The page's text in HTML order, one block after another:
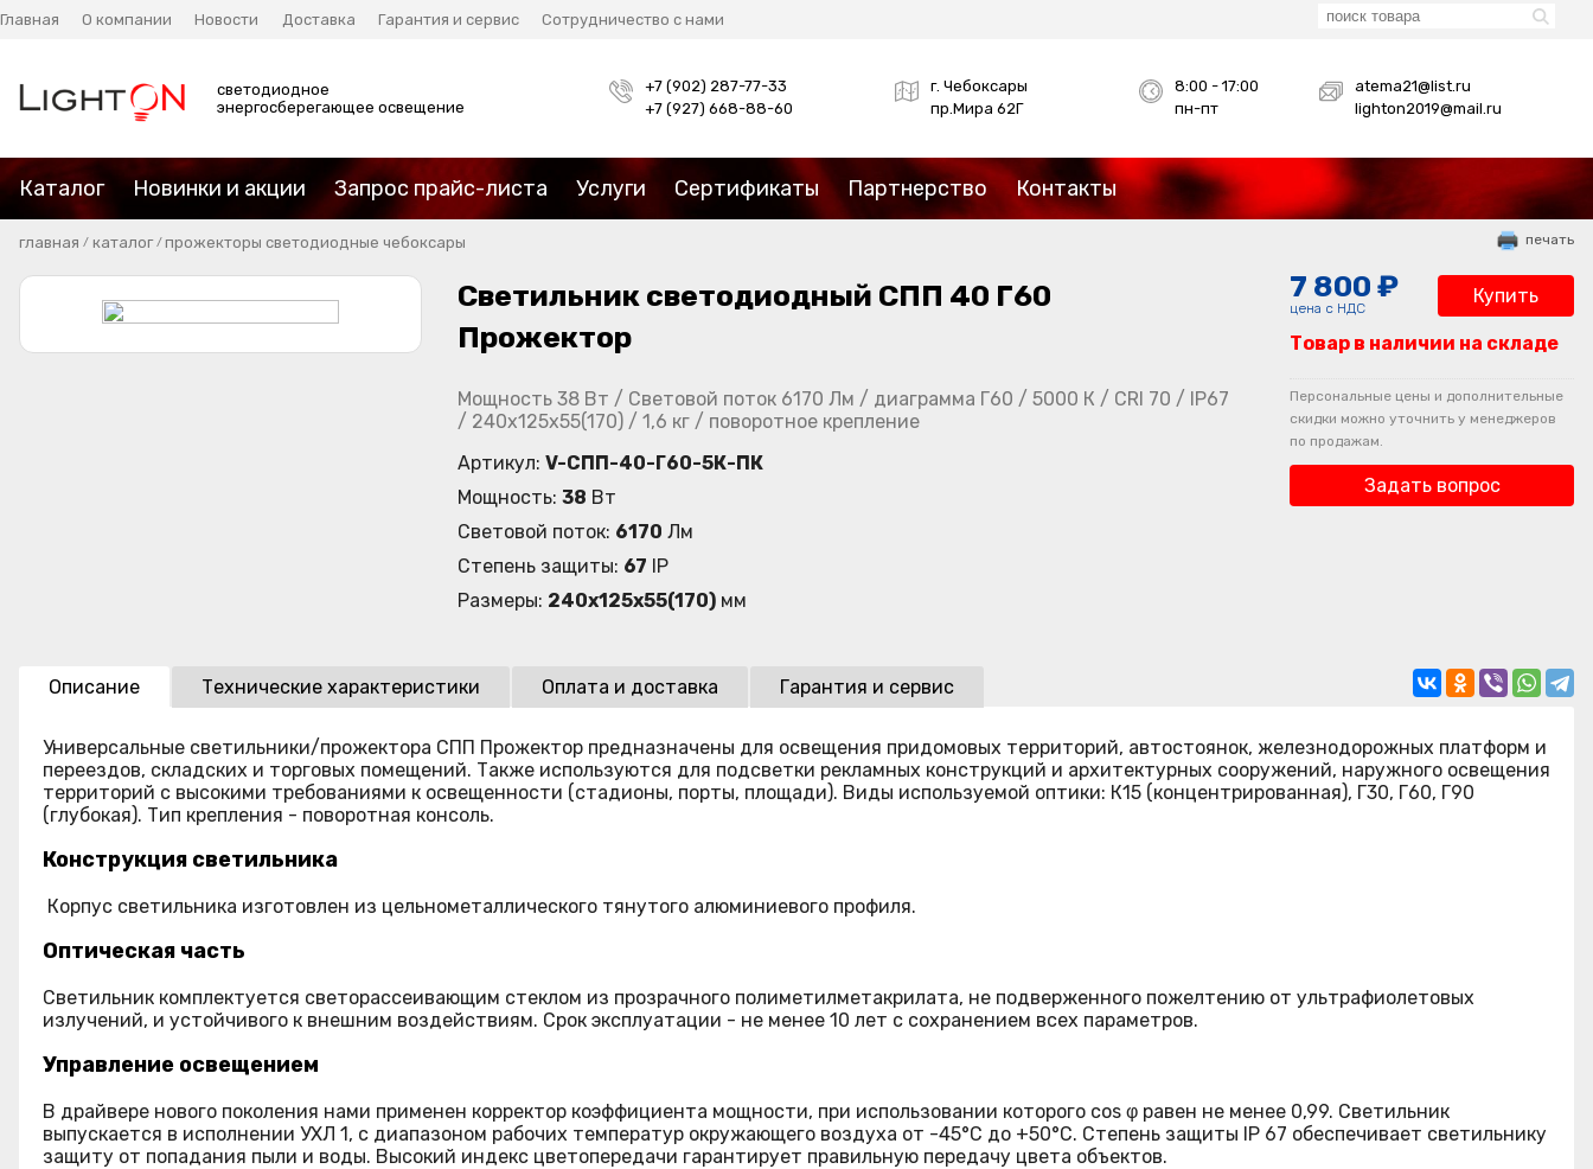
Главная О компании Новости Доставка Гарантия и сервис Сотрудничество с нами
светодиодное
энергосберегающее освещение
+7 (902) 287-77-33
+7 (927) 668-88-60
г. Чебоксары
пр.Мира 62Г
8:00 - 17:00
пн-пт
atema21@list.ru
lighton2019@mail.ru
Каталог Новинки и акции Запрос прайс-листа Услуги Сертификаты Партнерство Контакты
печать
главная / каталог /прожекторы светодиодные чебоксары
Купить
7 800 ₽
цена с НДС
Товар в наличии на складе
Персональные цены и дополнительные
скидки можно уточнить у менеджеров
по продажам.
Задать вопрос
Светильник светодиодный СПП 40 Г60
Прожектор
Мощность 38 Вт / Световой поток 6170 Лм / диаграмма Г60 / 5000 К / CRI 70 / IP67
/ 240х125х55(170) / 1,6 кг / поворотное крепление
Артикул: V-СПП-40-Г60-5К-ПК
Мощность: 38 Вт
Световой поток: 6170 Лм
Степень защиты: 67 IP
Размеры: 240х125х55(170) мм
Описание Технические характеристики Оплата и доставка Гарантия и сервис
Универсальные светильники/прожектора СПП Прожектор предназначены для освещения придомовых территорий, автостоянок, железнодорожных платформ и
переездов, складских и торговых помещений. Также используются для подсветки рекламных конструкций и архитектурных сооружений, наружного освещения
территорий с высокими требованиями к освещенности (стадионы, порты, площади). Виды используемой оптики: К15 (концентрированная), Г30, Г60, Г90
(глубокая). Тип крепления - поворотная консоль.
Конструкция светильника
Корпус светильника изготовлен из цельнометаллического тянутого алюминиевого профиля.
Оптическая часть
Светильник комплектуется светорассеивающим стеклом из прозрачного полиметилметакрилата, не подверженного пожелтению от ультрафиолетовых
излучений, и устойчивого к внешним воздействиям. Срок эксплуатации - не менее 10 лет с сохранением всех параметров.
Управление освещением
В драйвере нового поколения нами применен корректор коэффициента мощности, при использовании которого cos φ равен не менее 0,99. Светильник
выпускается в исполнении УХЛ 1, с диапазоном рабочих температур окружающего воздуха от -45°С до +50°С. Степень защиты IP 67 обеспечивает светильнику
защиту от попадания пыли и воды. Высокий индекс цветопередачи гарантирует правильную передачу цвета объектов.